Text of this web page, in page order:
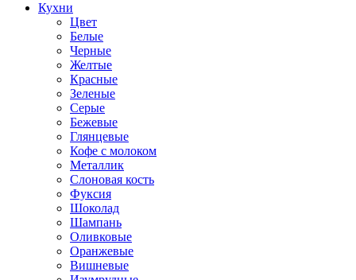
Кухни
Цвет
Белые
Черные
Желтые
Красные
Зеленые
Серые
Бежевые
Глянцевые
Кофе с молоком
Металлик
Слоновая кость
Фуксия
Шоколад
Шампань
Оливковые
Оранжевые
Вишневые